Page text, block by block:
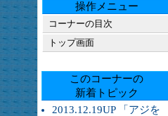
操作メニュー
コーナーの目次
トップ画面
このコーナーの
新着トピック
2013.12.19UP 「アジを